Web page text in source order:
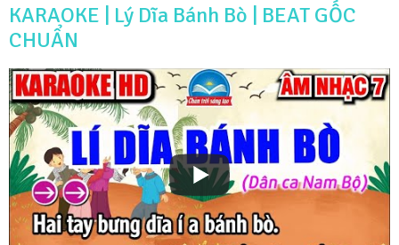
KARAOKE | Lý Dĩa Bánh Bò | BEAT GỐC
CHUẨN